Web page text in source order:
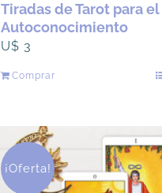
Tiradas de Tarot para el
Autoconocimiento
U$ 3
Comprar
¡Oferta!